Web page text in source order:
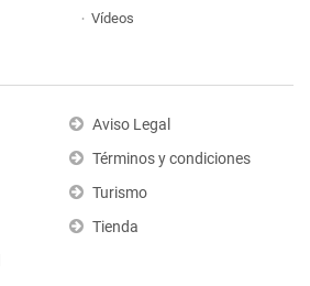
Vídeos
Aviso Legal
Términos y condiciones
Turismo
Tienda